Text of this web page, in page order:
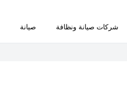
شركات صيانة ونظافة صيانة